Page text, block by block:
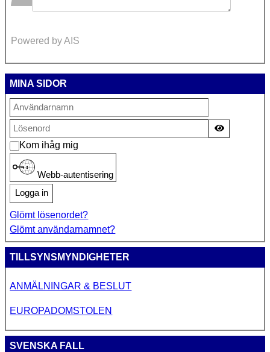
Powered by AIS
MINA SIDOR
Kom ihåg mig
Webb-autentisering
Logga in
Glömt lösenordet?
Glömt användarnamnet?
TILLSYNSMYNDIGHETER
ANMÄLNINGAR & BESLUT
EUROPADOMSTOLEN
SVENSKA FALL